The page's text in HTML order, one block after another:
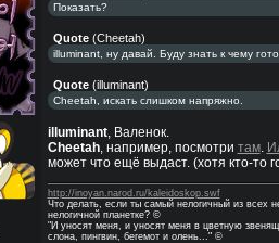
Показать?
Quote(Cheetah)
illuminant, ну давай. Буду знать к чему
Quote(illuminant)
Cheetah, искать слишком напряжно.
illuminant, Валенок.
Cheetah, например, посмотри там.
может что ещё выдаст. (хотя кто-то
http://inoyan.narod.ru/kaleidoskop.swf
Что делать, если ты самый нелогичный из всех
нелогичной планетке? ©
"И уносят меня, и уносят меня в цветную
слона, пингвин, бегемот и олень..." ©